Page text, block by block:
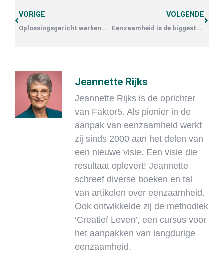
VORIGE
Oplossingsgericht werken bij eenzaamheid
VOLGENDE
Eenzaamheid is de biggest mindfuck
Jeannette Rijks
Jeannette Rijks is de oprichter
van Faktor5. Als pionier in de
aanpak van eenzaamheid werkt
zij sinds 2000 aan het delen van
een nieuwe visie. Een visie die
resultaat oplevert! Jeannette
schreef diverse boeken en tal
van artikelen over eenzaamheid.
Ook ontwikkelde zij de methodiek
‘Creatief Leven’, een cursus voor
het aanpakken van langdurige
eenzaamheid.